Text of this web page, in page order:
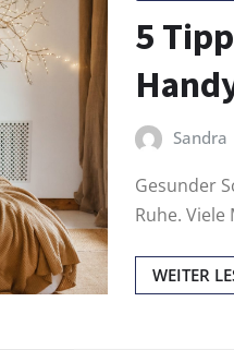
5
Sandra
Gesunder
Ruhe.
WEITER